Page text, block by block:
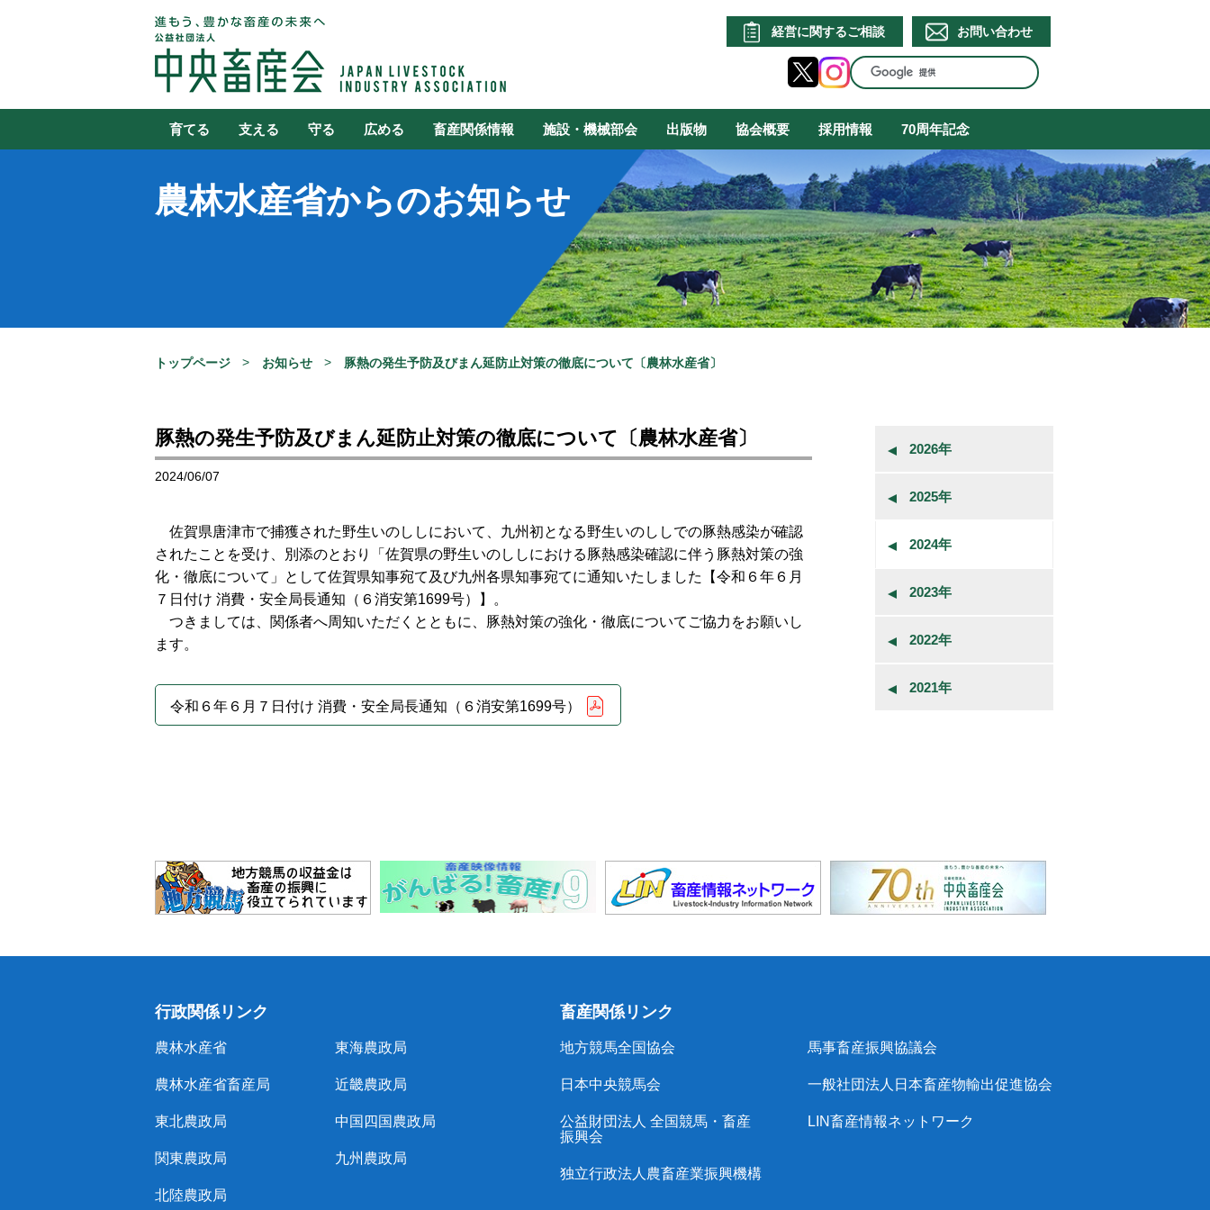
経営に関するご相談 お問い合わせ
育てる 支える 守る 広める 畜産関係情報 施設・機械部会 出版物 協会概要 採用情報 70周年記念
農林水産省からのお知らせ
トップページ お知らせ 豚熱の発生予防及びまん延防止対策の徹底について〔農林水産省〕
豚熱の発生予防及びまん延防止対策の徹底について〔農林水産省〕
2024/06/07
佐賀県唐津市で捕獲された野生いのししにおいて、九州初となる野生いのししでの豚熱感染が確認
されたことを受け、別添のとおり「佐賀県の野生いのししにおける豚熱感染確認に伴う豚熱対策の強
化・徹底について」として佐賀県知事宛て及び九州各県知事宛てに通知いたしました【令和６年６月
７日付け 消費・安全局長通知（６消安第1699号）】。
つきましては、関係者へ周知いただくとともに、豚熱対策の強化・徹底についてご協力をお願いし
ます。
令和６年６月７日付け 消費・安全局長通知（６消安第1699号）
2026年
2025年
2024年
2023年
2022年
2021年
行政関係リンク
農林水産省
農林水産省畜産局
東北農政局
関東農政局
北陸農政局
東海農政局
近畿農政局
中国四国農政局
九州農政局
畜産関係リンク
地方競馬全国協会
日本中央競馬会
公益財団法人 全国競馬・畜産
振興会
独立行政法人農畜産業振興機構
馬事畜産振興協議会
一般社団法人日本畜産物輸出促進協会
LIN畜産情報ネットワーク